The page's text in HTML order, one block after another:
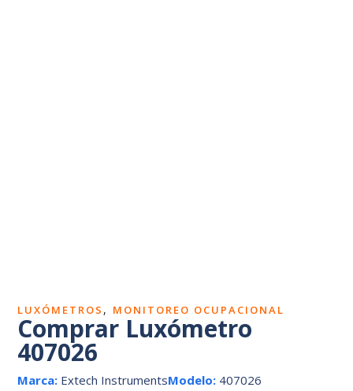
LUXÓMETROS , MONITOREO OCUPACIONAL
Comprar Luxómetro
407026
Marca: Extech InstrumentsModelo: 407026